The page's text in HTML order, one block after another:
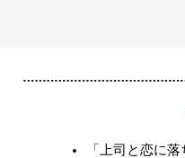
「上司と恋に落